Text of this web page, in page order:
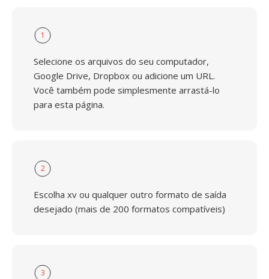
1
Selecione os arquivos do seu computador,
Google Drive, Dropbox ou adicione um URL.
Você também pode simplesmente arrastá-lo
para esta página.
2
Escolha xv ou qualquer outro formato de saída
desejado (mais de 200 formatos compatíveis)
3